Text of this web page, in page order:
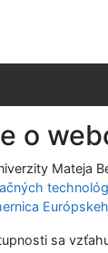
o
Mateja
sa